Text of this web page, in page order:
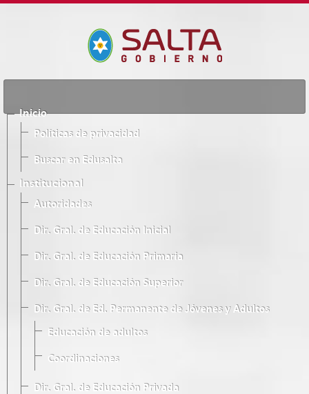
Inicio
Políticas de privacidad
Buscar en Edusalta
Institucional
Autoridades
Dir. Gral. de Educación Inicial
Dir. Gral. de Educación Primaria
Dir. Gral. de Educación Superior
Dir. Gral. de Ed. Permanente de Jóvenes y Adultos
Educación de adultos
Coordinaciones
Dir. Gral. de Educación Privada